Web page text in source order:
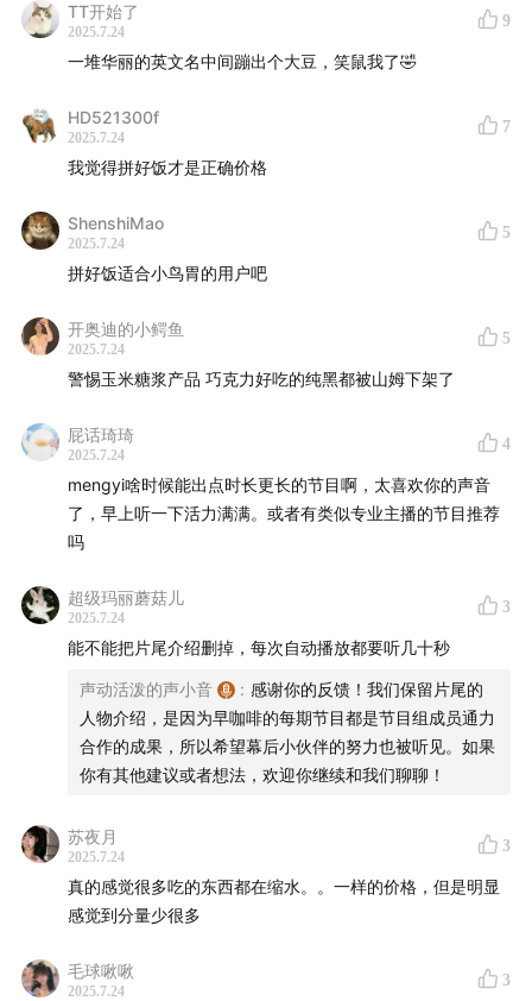
听众投稿 ：如果你了解身边日常现象的背后原因，
「用声音碰撞世界」
，声动活泼致力于为人们提供源源不
断的思考养料。
我们还有这些播客：
What's Next｜科技早
知道、商业WHY酱、跳进兔子洞
如果你喜欢我们的节目，欢迎
支持，或把我们的节
目推荐给朋友
TT开始了
2025.7.24
9
一堆华丽的英文名中间蹦出个大豆，笑鼠我了🤣
HD521300f
2025.7.24
7
我觉得拼好饭才是正确价格
ShenshiMao
2025.7.24
5
拼好饭适合小鸟胃的用户吧
开奥迪的小鳄鱼
2025.7.24
5
警惕玉米糖浆产品 巧克力好吃的纯黑都被山姆下架了
屁话琦琦
2025.7.24
4
mengyi啥时候能出点时长更长的节目啊，太喜欢你的声音
了，早上听一下活力满满。或者有类似专业主播的节目推荐
吗
超级玛丽蘑菇儿
2025.7.24
3
能不能把片尾介绍删掉，每次自动播放都要听几十秒
声动活泼的声小音 : 感谢你的反馈！我们保留片尾的
人物介绍，是因为早咖啡的每期节目都是节目组成员通力
合作的成果，所以希望幕后小伙伴的努力也被听见。如果
你有其他建议或者想法，欢迎你继续和我们聊聊！
苏夜月
2025.7.24
3
真的感觉很多吃的东西都在缩水。。一样的价格，但是明显
感觉到分量少很多
毛球啾啾
2025.7.24
3